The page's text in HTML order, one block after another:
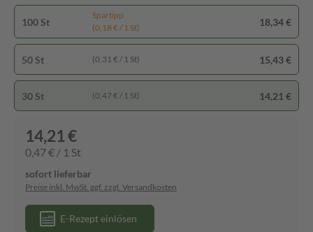
100 St
Spartipp
(0,18 € / 1 St)
18,34 €
50 St (0,31 € / 1 St) 15,43 €
30 St (0,47 € / 1 St) 14,21 €
14,21 €
0,47 € / 1 St
sofort lieferbar
Preise inkl. MwSt. ggf. zzgl. Versandkosten
E-Rezept einlösen